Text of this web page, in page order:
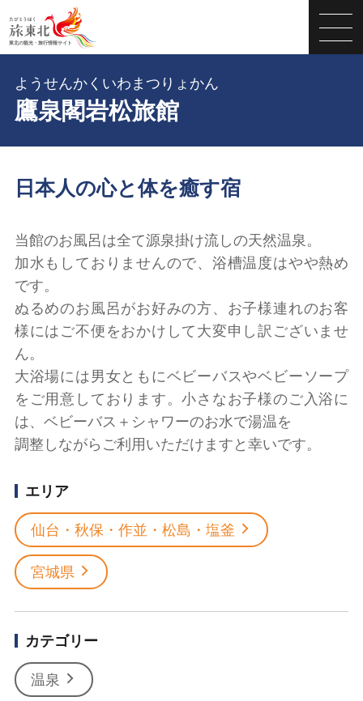
鷹泉閣岩松旅館
ようせんかくいわまつりょかん
日本人の心と体を癒す宿
当館のお風呂は全て源泉掛け流しの天然温泉。
加水もしておりませんので、浴槽温度はやや熱め
です。
ぬるめのお風呂がお好みの方、お子様連れのお客
様にはご不便をおかけして大変申し訳ございませ
ん。
大浴場には男女ともにベビーバスやベビーソープ
をご用意しております。小さなお子様のご入浴に
は、ベビーバス＋シャワーのお水で湯温を
調整しながらご利用いただけますと幸いです。
エリア
仙台・秋保・作並・松島・塩釜
宮城県
カテゴリー
温泉